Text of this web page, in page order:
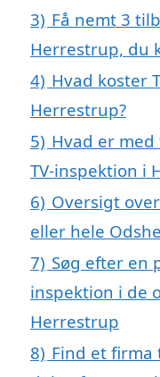
3) Få nemt 3
Herrestrup, du
4) Hvad koster
Herrestrup?
5) Hvad er
TV-inspektion i
6) Oversigt
eller hele
7) Søg efter en
inspektion i de
Herrestrup
8) Find et